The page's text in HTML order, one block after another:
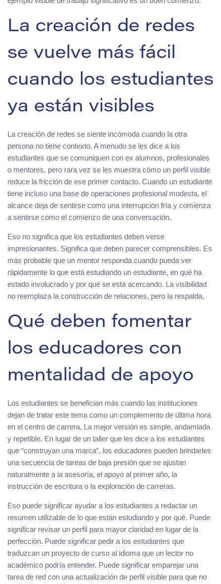
La creación de redes
se vuelve más fácil
cuando los estudiantes
ya están visibles
La creación de redes se siente incómoda cuando la otra
persona no tiene contexto. A menudo se les dice a los
estudiantes que se comuniquen con ex alumnos, profesionales
o mentores, pero rara vez se les muestra cómo un perfil visible
reduce la fricción de ese primer contacto. Cuando un estudiante
tiene incluso una base de operaciones profesional modesta, el
alcance deja de sentirse como una interrupción fría y comienza
a sentirse como el comienzo de una conversación.
Eso no significa que los estudiantes deben verse
impresionantes. Significa que deben parecer comprensibles. Es
más probable que un mentor responda cuando pueda ver
rápidamente lo que está estudiando un estudiante, en qué ha
estado involucrado y por qué se está acercando. La visibilidad
no reemplaza la construcción de relaciones, pero la respalda.
Qué deben fomentar
los educadores con
mentalidad de apoyo
Los estudiantes se benefician más cuando las instituciones
dejan de tratar este tema como un complemento de última hora
en el centro de carrera. La mejor versión es simple, andamiada
y repetible. En lugar de un taller que les dice a los estudiantes
que “construyan una marca”, los educadores pueden brindarles
una secuencia de tareas de baja presión que se ajustan
naturalmente a la asesoría, el apoyo al primer año, la
instrucción de escritura o la exploración de carreras.
Eso puede significar ayudar a los estudiantes a redactar un
resumen utilizable de lo que están estudiando y por qué. Puede
significar revisar un perfil para mayor claridad en lugar de la
perfección. Puede significar pedir a los estudiantes que
traduzcan un proyecto de curso al idioma que un lector no
académico podría entender. Puede significar emparejar una
tarea de red con una actualización de perfil visible para que no